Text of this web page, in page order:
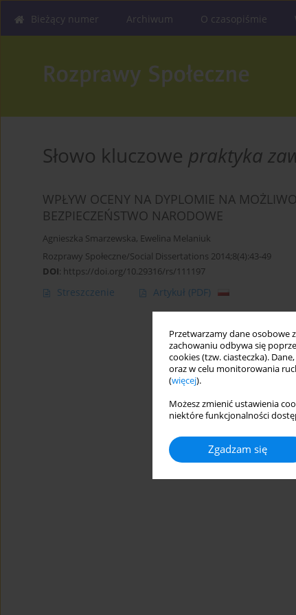
Przetwarzamy dane osobowe
zachowaniu odbywa się
cookies (tzw. ciasteczka).
oraz w celu monitorowania
(więcej).
Możesz zmienić ustawienia
niektóre funkcjonalności
Zgadzam się
Bieżący numer Archiwum O czasopiśmie
Słowo kluczowe praktyka
WPŁYW OCENY NA DYPLOMIE NA
BEZPIECZEŃSTWO NARODOWE
Agnieszka Smarzewska, Ewelina Melaniuk
Rozprawy Społeczne/Social Dissertations 2014;8(4):43-49
DOI: https://doi.org/10.29316/rs/111197
Streszczenie Artykuł (PDF)